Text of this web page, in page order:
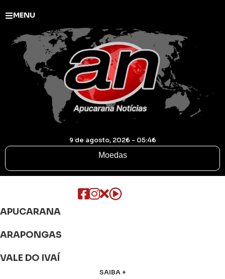
MENU
9 de agosto, 2026 - 05:46
Moedas
APUCARANA
ARAPONGAS
VALE DO IVAÍ
SAIBA +